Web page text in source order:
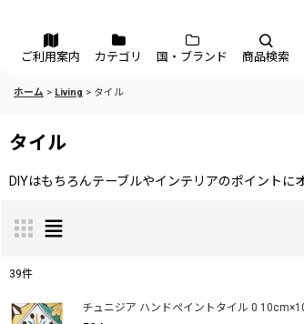
メニュー
ご利用案内 カテゴリ 国・ブランド 商品検索
ホーム > Living > タイル
タイル
DIYはもちろんテーブルやインテリアのポイントに
表示数
39件
チュニジア ハンドペイントタイル 0